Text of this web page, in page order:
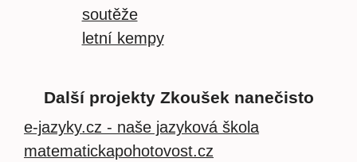
soutěže
letní kempy
Další projekty Zkoušek nanečisto
e-jazyky.cz - naše jazyková škola
matematickapohotovost.cz